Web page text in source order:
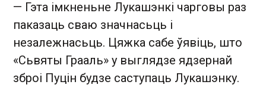
— Гэта імкненьне Лукашэнкі чарговы раз
паказаць сваю значнасьць і
незалежнасьць. Цяжка сабе ўявіць, што
«Сьвяты Грааль» у выглядзе ядзернай
зброі Пуцін будзе саступаць Лукашэнку.